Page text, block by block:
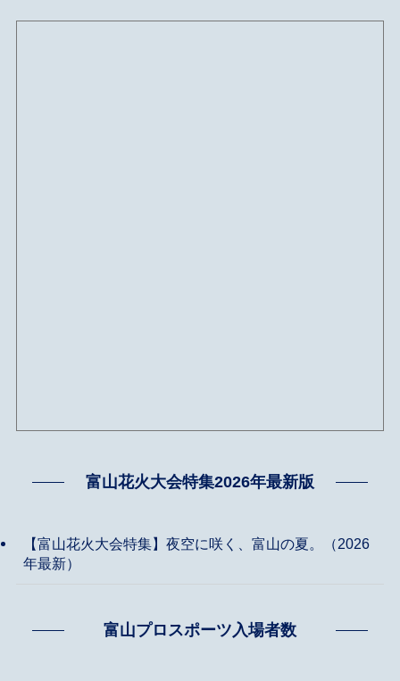
富山花火大会特集2026年最新版
【富山花火大会特集】夜空に咲く、富山の夏。（2026
年最新）
富山プロスポーツ入場者数